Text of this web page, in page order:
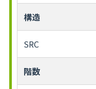
構造
SRC
階数